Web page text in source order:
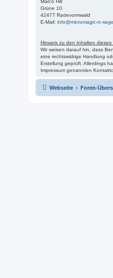
Marco Hill
Grüne 10
42477 Radevormwald
E-Mail: info@micromagic-rc-
Hinweis zu den Inhalten dieses
Wir weisen darauf hin, dass
eine rechtswidrige Handlung
Erstellung geprüft. Allerdings
Impressum genannten
Webseite Foren-